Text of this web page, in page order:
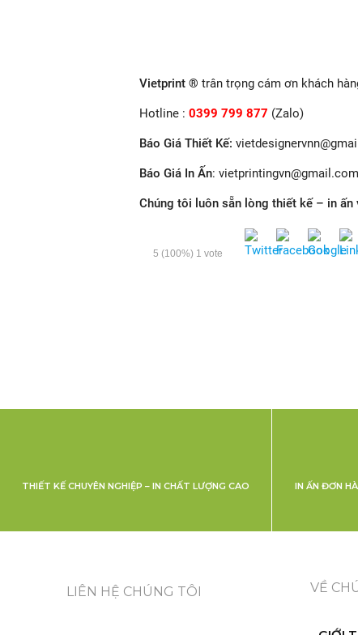
Vietprint ® trân trọng cám ơn khách
Hotline : 0399 799 877 (Zalo)
Báo Giá Thiết Kế:
Báo Giá In Ấn: vietprintingvn@gmail.com
Chúng tôi luôn sẵn lòng thiết kế – in
5 (100%) 1 vote
THIẾT KẾ CHUYÊN NGHIỆP – IN CHẤT LƯỢNG CAO
IN ẤN ĐƠN
LIÊN HỆ CHÚNG TÔI VỀ